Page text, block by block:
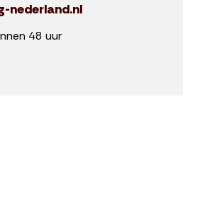
nederland.nl
48 uur